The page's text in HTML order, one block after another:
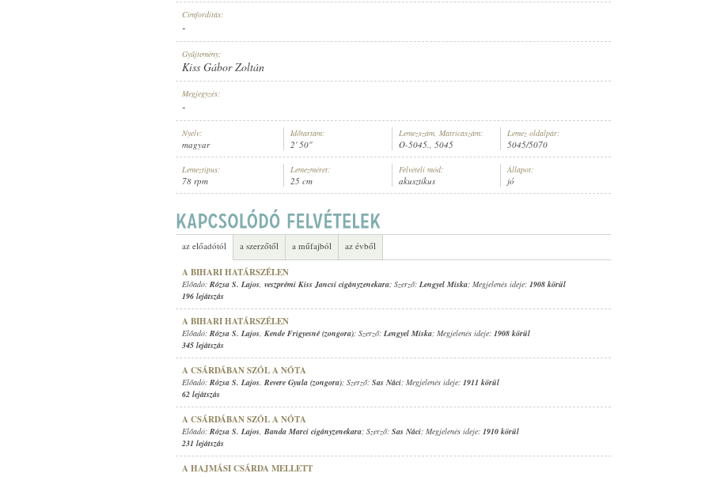
RÓZSA S. LAJOS ISMERETLEN ZENÉSZ (ZONGORA)
LEMEZSZÁM:
Címfordítás:
-
Gyűjtemény:
Kiss Gábor Zoltán
Megjegyzés:
-
Nyelv:
magyar
Időtartam:
2' 50"
Lemezszám, Matricaszám:
O-5045., 5045
Lemez oldalpár:
5045/5070
Lemeztípus:
78 rpm
Lemezméret:
25 cm
Felvételi mód:
akusztikus
Állapot:
jó
az előadótól a szerzőtől a műfajból az évből
A BIHARI HATÁRSZÉLEN
Előadó: Rózsa S. Lajos, veszprémi Kiss Jancsi cigányzenekara; Szerző: Lengyel Miska; Megjelenés ideje: 1908 körül
196 lejátszás
A BIHARI HATÁRSZÉLEN
Előadó: Rózsa S. Lajos, Kende Frigyesné (zongora); Szerző: Lengyel Miska; Megjelenés ideje: 1908 körül
345 lejátszás
A CSÁRDÁBAN SZÓL A NÓTA
Előadó: Rózsa S. Lajos, Revere Gyula (zongora); Szerző: Sas Náci; Megjelenés ideje: 1911 körül
62 lejátszás
A CSÁRDÁBAN SZÓL A NÓTA
Előadó: Rózsa S. Lajos, Banda Marci cigányzenekara; Szerző: Sas Náci; Megjelenés ideje: 1910 körül
231 lejátszás
A HAJMÁSI CSÁRDA MELLETT